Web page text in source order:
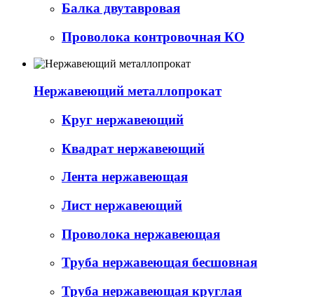
Балка двутавровая
Проволока контровочная КО
Нержавеющий металлопрокат
Круг нержавеющий
Квадрат нержавеющий
Лента нержавеющая
Лист нержавеющий
Проволока нержавеющая
Труба нержавеющая бесшовная
Труба нержавеющая круглая